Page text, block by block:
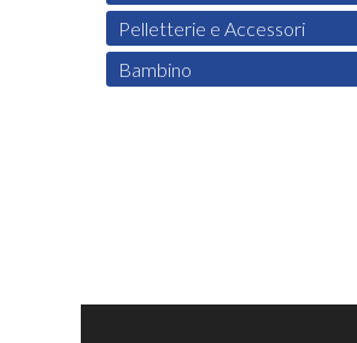
Pelletterie e Accessori
Bambino